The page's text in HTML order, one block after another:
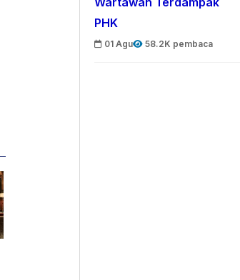
PHK
01 Agu 58.2K pembaca